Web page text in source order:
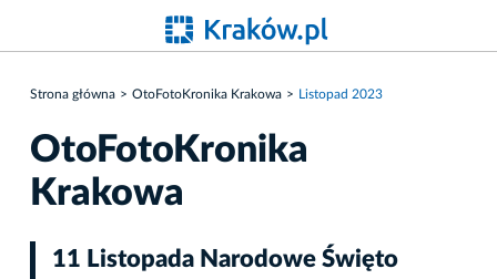
Strona główna OtoFotoKronika Krakowa Listopad 2023
OtoFotoKronika
Krakowa
11 Listopada Narodowe Święto